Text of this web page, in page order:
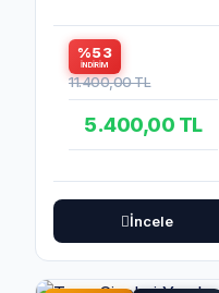
%53
İNDIRIM
11.400,00 TL
5.400,00 TL
İncele